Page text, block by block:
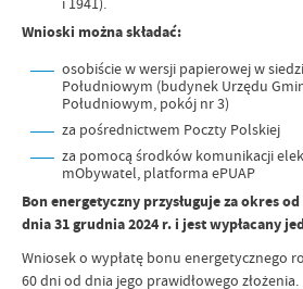
Wnioski można składać:
osobiście w wersji papierowej w
Południowym (budynek Urzędu
Południowym, pokój nr 3)
za pośrednictwem Poczty Polskiej
za pomocą środków komunikacji
mObywatel, platforma ePUAP
Bon energetyczny przysługuje za okres
dnia 31 grudnia 2024 r. i jest wypłacany
Wniosek o wypłatę bonu energetycznego
60 dni od dnia jego prawidłowego złożenia.